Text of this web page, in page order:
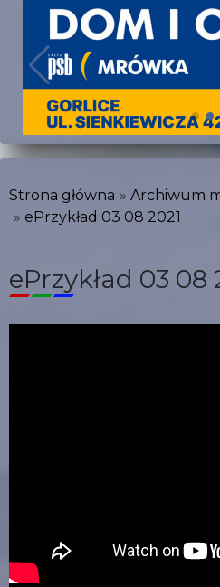
Strona główna
Archiwum
ePrzykład 03 08 2021
ePrzykład 03 08